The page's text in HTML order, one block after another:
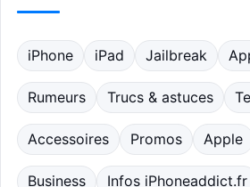
iPhone iPad Jailbreak
Rumeurs Trucs & astuces
Accessoires Promos Apple
Business Infos iPhoneaddict.fr